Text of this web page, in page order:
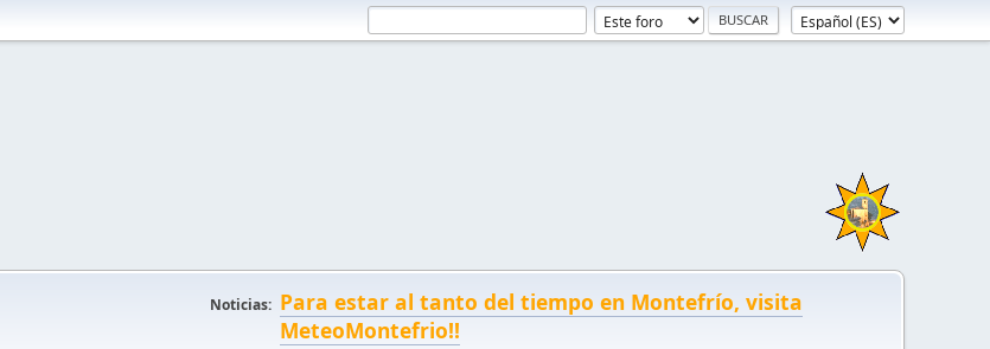
Noticias: Para estar al tanto del tiempo en Montefrío, visita
MeteoMontefrio!!